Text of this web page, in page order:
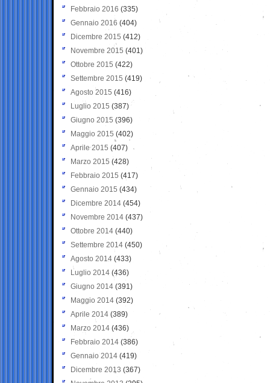
Febbraio 2016 (335)
Gennaio 2016 (404)
Dicembre 2015 (412)
Novembre 2015 (401)
Ottobre 2015 (422)
Settembre 2015 (419)
Agosto 2015 (416)
Luglio 2015 (387)
Giugno 2015 (396)
Maggio 2015 (402)
Aprile 2015 (407)
Marzo 2015 (428)
Febbraio 2015 (417)
Gennaio 2015 (434)
Dicembre 2014 (454)
Novembre 2014 (437)
Ottobre 2014 (440)
Settembre 2014 (450)
Agosto 2014 (433)
Luglio 2014 (436)
Giugno 2014 (391)
Maggio 2014 (392)
Aprile 2014 (389)
Marzo 2014 (436)
Febbraio 2014 (386)
Gennaio 2014 (419)
Dicembre 2013 (367)